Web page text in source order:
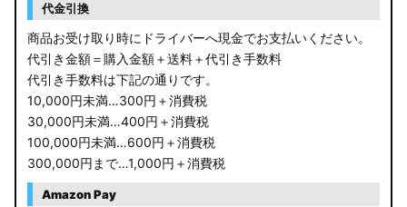
代金引換
商品お受け取り時にドライバーへ現金でお支払いください。
代引き金額＝購入金額＋送料＋代引き手数料
代引き手数料は下記の通りです。
10,000円未満…300円＋消費税
30,000円未満…400円＋消費税
100,000円未満…600円＋消費税
300,000円まで…1,000円＋消費税
Amazon Pay